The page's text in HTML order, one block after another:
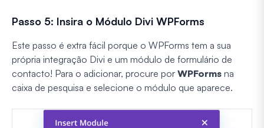
Passo 5: Insira o Módulo Divi WPForms
Este passo é extra fácil porque o WPForms tem a sua
própria integração Divi e um módulo de formulário de
contacto! Para o adicionar, procure por WPForms na
caixa de pesquisa e selecione o módulo que aparece.